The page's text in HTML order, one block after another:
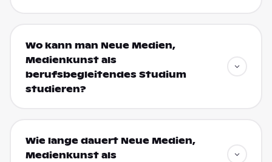
Wo kann man Neue Medien,
Medienkunst als
berufsbegleitendes Studium
studieren?
Wie lange dauert Neue Medien,
Medienkunst als